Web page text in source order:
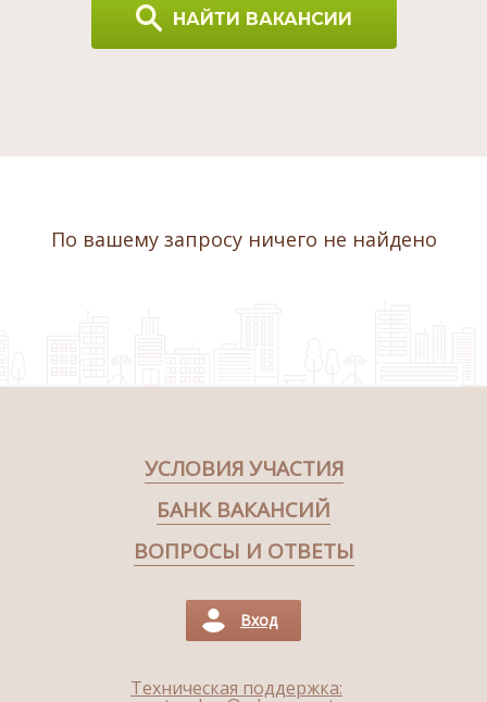
НАЙТИ ВАКАНСИИ
По вашему запросу ничего не найдено
УСЛОВИЯ УЧАСТИЯ
БАНК ВАКАНСИЙ
ВОПРОСЫ И ОТВЕТЫ
Вход
Техническая поддержка: